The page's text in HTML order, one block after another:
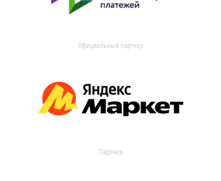
Официальный партнер
Партнер